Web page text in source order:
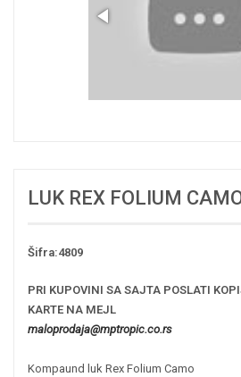
LUK REX FOLIUM
Šifra:4809
PRI KUPOVINI SA SAJTA POSLATI
KARTE NA MEJL
maloprodaja@mptropic.co.rs
Kompaund luk Rex Folium Camo